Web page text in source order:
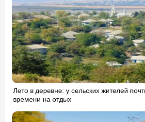
Лето в деревне: у сельских жителей
времени на отдых